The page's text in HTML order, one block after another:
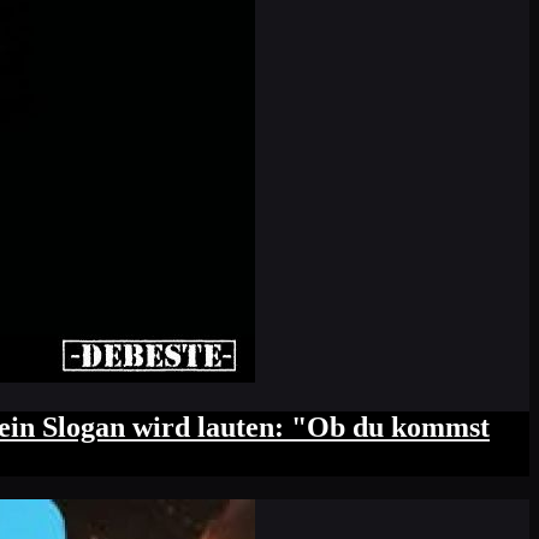
vornüber beugst, der Scanner
Slogan wird lauten: "Ob du kommst